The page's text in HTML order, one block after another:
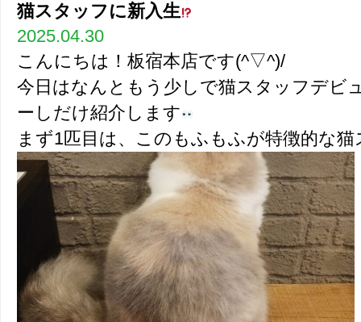
猫スタッフに新入生
2025.04.30
こんにちは！板宿本店です(^▽^)/
今日はなんともう少しで猫スタッフデビ
ーしだけ紹介します
まず1匹目は、このもふもふが特徴的な